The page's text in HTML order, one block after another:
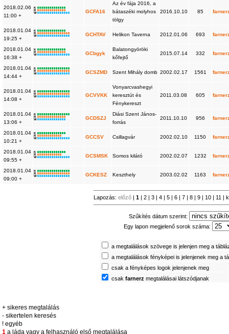
2018.02.06
11:00 +
K
R
W
GCFA16
Az év fája 2016, a
bátaszéki molyhos
tölgy
2016.10.10 85
2018.01.04
19:25 +
K
R
W
GCHTAV Helikon Taverna 2012.01.06 693
2018.01.04
16:38 +
K
R
W
GCbgyk
Balatongyöröki
kőfejtő
2015.07.14 332
2018.01.04
14:44 +
K
R
W
GCSZMD Szent Mihály domb 2002.02.17 1561
2018.01.04
14:08 +
K
R
W
GCVVKK
Vonyarcvashegyi
keresztút és
Fénykereszt
2011.03.08 605
2018.01.04
13:06 +
K
R
W
GCDSZJ
Diási Szent János-
forrás
2011.10.10 956
2018.01.04
10:21 +
K
R
W
GCCSV Csillagvár 2002.02.10 1150
2018.01.04
09:55 +
K
R
W
GCSMSK Somos kilátó 2002.02.07 1232
2018.01.04
09:00 +
K
R
W
GCKESZ Keszthely 2003.02.02 1163
Lapozás:előző |1 2 3 4 5 6 7 8 9 10 11
Szűkítés dátum szerint:
Egy lapon megjelenő sorok száma:
a megtalálások szövege is jelenjen meg a
a megtalálások fényképei is jelenjenek meg a
csak a fényképes logok jelenjenek meg
csakfarnerz megtalálásai látszódjanak
+ sikeres megtalálás
- sikertelen keresés
! egyéb
1 a láda vagy a felhasználó első megtalálása